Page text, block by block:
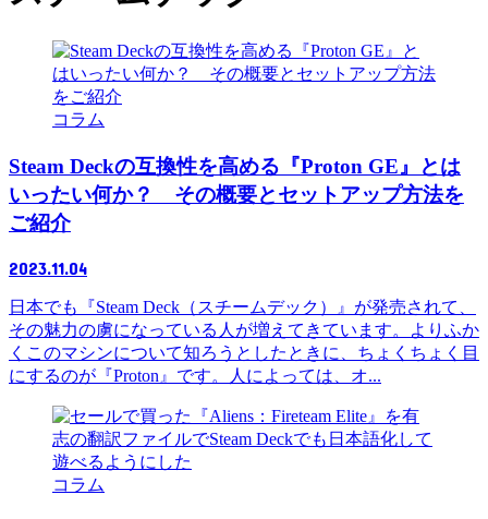
コラム
Steam Deckの互換性を高める『Proton GE』とは
いったい何か？ その概要とセットアップ方法を
ご紹介
2023.11.04
日本でも『Steam Deck（スチームデック）』が発売されて、
その魅力の虜になっている人が増えてきています。よりふか
くこのマシンについて知ろうとしたときに、ちょくちょく目
にするのが『Proton』です。人によっては、オ...
コラム